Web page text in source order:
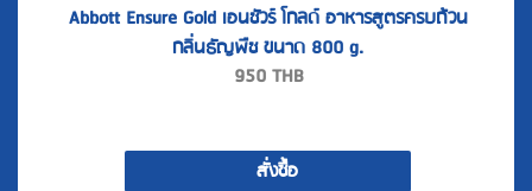
Abbott Ensure Gold เอนชัวร์ โกลด์ อาหารสูตรครบถ้วน
กลิ่นธัญพืช ขนาด 800 g.
950 THB
สั่งซื้อ